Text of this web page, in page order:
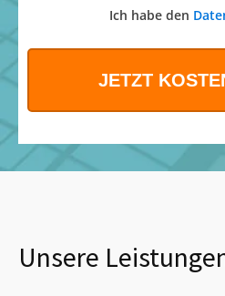
Ich habe den
Unsere